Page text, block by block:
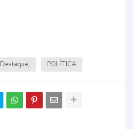
Destaque POLÍTICA